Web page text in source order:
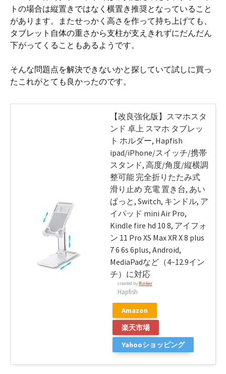
トの場合は縦置きではなく横置き推奨となっていること
があります。またせっかく高さを作って持ち上げても、
タブレット自体の重さから支柱が支えきれずにだんだん
下がってくることもあるようです。
そんな問題点を解決できないかと探していて試しに買っ
たこれがとても良かったのです。
【改良強化版】スマホスタ
ンド 卓上 スマホ タブレッ
ト ホルダー, Hapfish
ipad/iPhone/スイッチ/携帯
スタンド, 高度/角度/縦横調
整可能 完全折りたたみ式
滑り止め 充電 置き台, あい
ぱっと, Switch, キンドル, ア
イパッド mini Air Pro,
Kindle fire hd 10 8, アイフォ
ン 11 Pro XS Max XR X 8 plus
7 6 6s 6plus, Android,
MediaPadなど（4~12.9イン
チ）に対応
created by Rinker
Hapfish
Amazon
楽天市場
Yahooショッピング